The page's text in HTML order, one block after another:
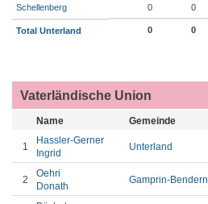
Schellenberg 0 0
Total Unterland 0 0
Vaterländische Union
Name Gemeinde
1
Hassler-Gerner
Ingrid
Unterland
2
Oehri
Donath
Gamprin-Bendern